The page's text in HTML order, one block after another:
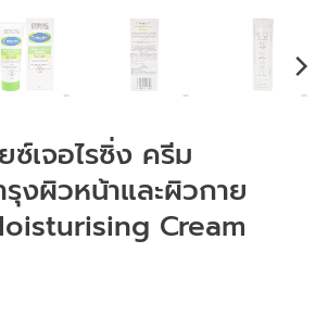
เจอไรซิ่ง ครีม
ผิวหน้าและผิวกาย
Cream